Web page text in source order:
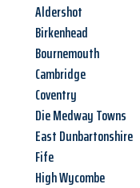
Aldershot
Birkenhead
Bournemouth
Cambridge
Coventry
Die Medway Towns
East Dunbartonshire
Fife
High Wycombe